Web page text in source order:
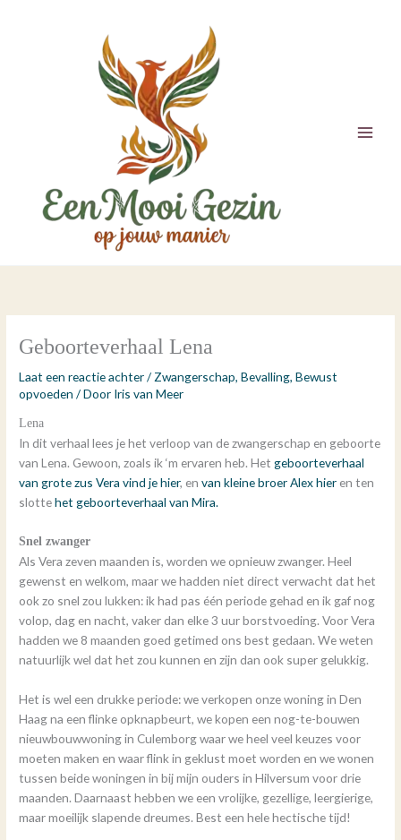
Geboorteverhaal Lena
Laat een reactie achter/ Zwangerschap,Bevalling,Bewust
opvoeden / Door Iris van Meer
Lena
In dit verhaal lees je het verloop van de zwangerschap en geboorte
van Lena. Gewoon, zoals ik ‘m ervaren heb. Hetgeboorteverhaal
van grote zus Vera vind je hier, envan kleine broer Alex hier en ten
slottehet geboorteverhaal van Mira.
Snel zwanger
Als Vera zeven maanden is, worden we opnieuw zwanger. Heel
gewenst en welkom, maar we hadden niet direct verwacht dat het
ook zo snel zou lukken: ik had pas één periode gehad en ik gaf nog
volop, dag en nacht, vaker dan elke 3 uur borstvoeding. Voor Vera
hadden we 8 maanden goed getimed ons best gedaan. We weten
natuurlijk wel dat het zou kunnen en zijn dan ook super gelukkig.
Het is wel een drukke periode: we verkopen onze woning in Den
Haag na een flinke opknapbeurt, we kopen een nog-te-bouwen
nieuwbouwwoning in Culemborg waar we heel veel keuzes voor
moeten maken en waar flink in geklust moet worden en we wonen
tussen beide woningen in bij mijn ouders in Hilversum voor drie
maanden. Daarnaast hebben we een vrolijke, gezellige, leergierige,
maar moeilijk slapende dreumes. Best een hele hectische tijd!